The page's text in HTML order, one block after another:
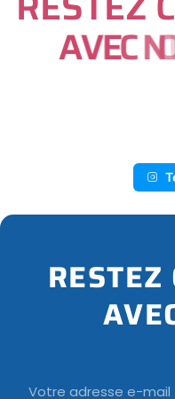
AVEC
RESTEZ